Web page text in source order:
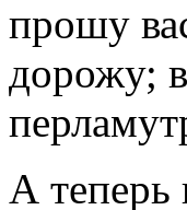
прошу
дорожу;
А теперь